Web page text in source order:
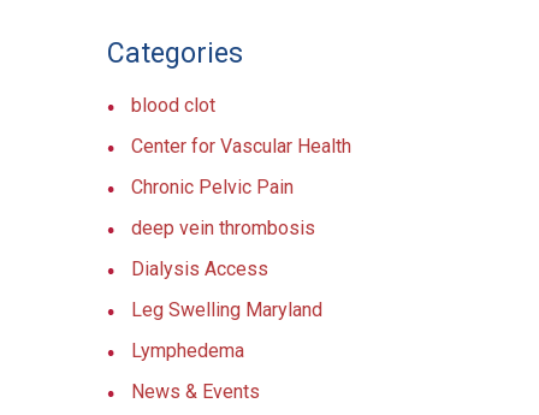
Categories
blood clot
Center for Vascular Health
Chronic Pelvic Pain
deep vein thrombosis
Dialysis Access
Leg Swelling Maryland
Lymphedema
News & Events